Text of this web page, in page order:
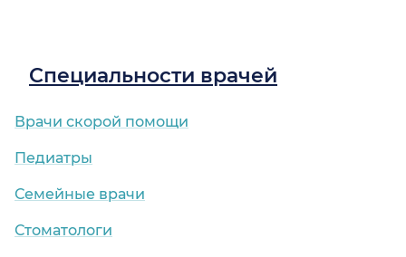
Специальности врачей
Врачи скорой помощи
Педиатры
Семейные врачи
Стоматологи